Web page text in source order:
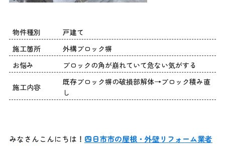
物件種別
戸建て
施工箇所
外構ブロック塀
お悩み
ブロックの角が崩れていて危ない気がする
施工内容
既存ブロック塀の破損部解体→ブロック積み直
し
みなさんこんにちは！ 四日市市の屋根・外壁リフォーム業者